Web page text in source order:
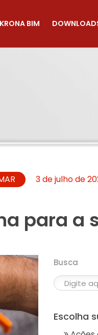
KRONA BIM
3 de julho de
para a
Busca
Escolha